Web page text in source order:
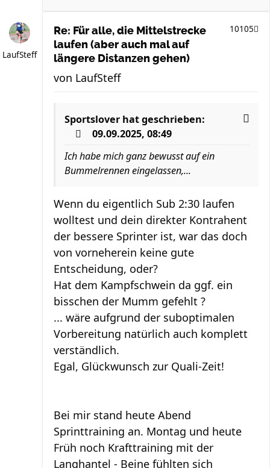
LaufSteff
Re: Für alle, die Mittelstrecke
laufen (aber auch mal auf
längere Distanzen gehen)
10105
von LaufSteff
Sportslover hat geschrieben:
09.09.2025, 08:49
Ich habe mich ganz bewusst auf ein
Bummelrennen eingelassen,...
Wenn du eigentlich Sub 2:30 laufen
wolltest und dein direkter Kontrahent
der bessere Sprinter ist, war das doch
von vorneherein keine gute
Entscheidung, oder?
Hat dem Kampfschwein da ggf. ein
bisschen der Mumm gefehlt ?
... wäre aufgrund der suboptimalen
Vorbereitung natürlich auch komplett
verständlich.
Egal, Glückwunsch zur Quali-Zeit!
Bei mir stand heute Abend
Sprinttraining an. Montag und heute
Früh noch Krafttraining mit der
Langhantel - Beine fühlten sich